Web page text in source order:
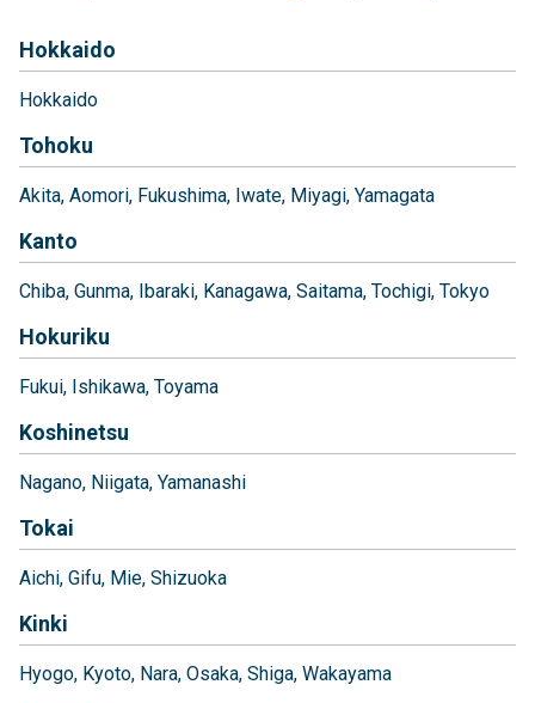
Hokkaido
Hokkaido
Tohoku
Akita Aomori Fukushima Iwate Miyagi Yamagata
Kanto
Chiba Gunma Ibaraki Kanagawa Saitama Tochigi Tokyo
Hokuriku
Fukui Ishikawa Toyama
Koshinetsu
Nagano Niigata Yamanashi
Tokai
Aichi Gifu Mie Shizuoka
Kinki
Hyogo Kyoto Nara Osaka Shiga Wakayama